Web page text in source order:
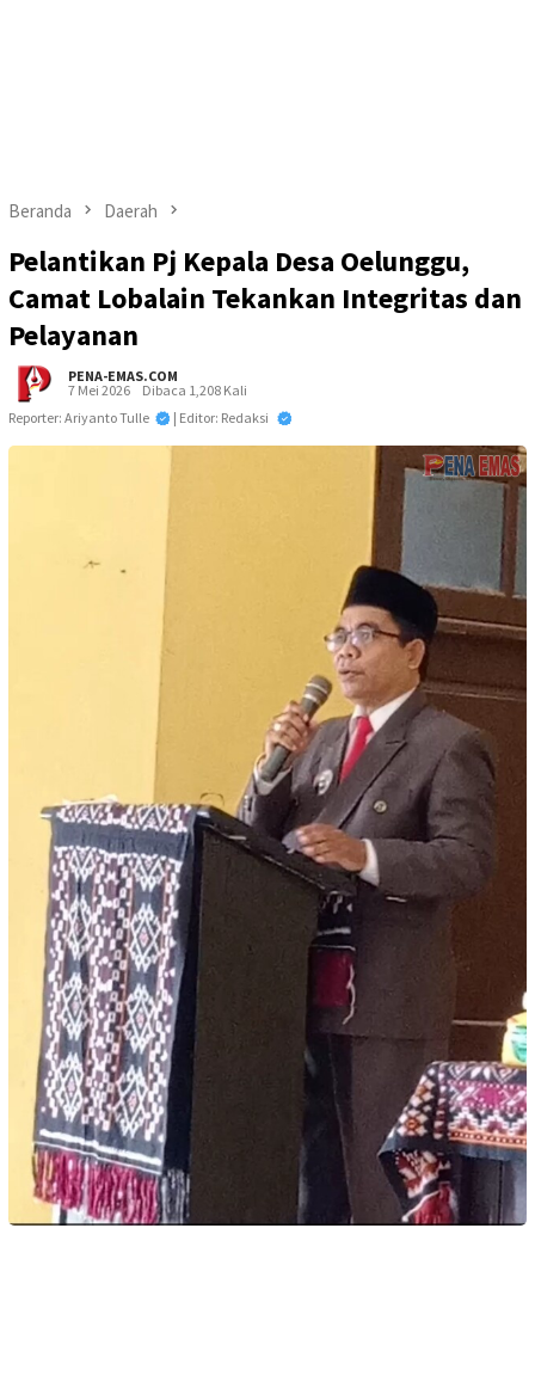
Beranda Daerah
Pelantikan Pj Kepala Desa Oelunggu,
Camat Lobalain Tekankan Integritas dan
Pelayanan
PENA-EMAS.COM
7 Mei 2026
Dibaca 1,208 Kali
Reporter: Ariyanto Tulle
| Editor: Redaksi